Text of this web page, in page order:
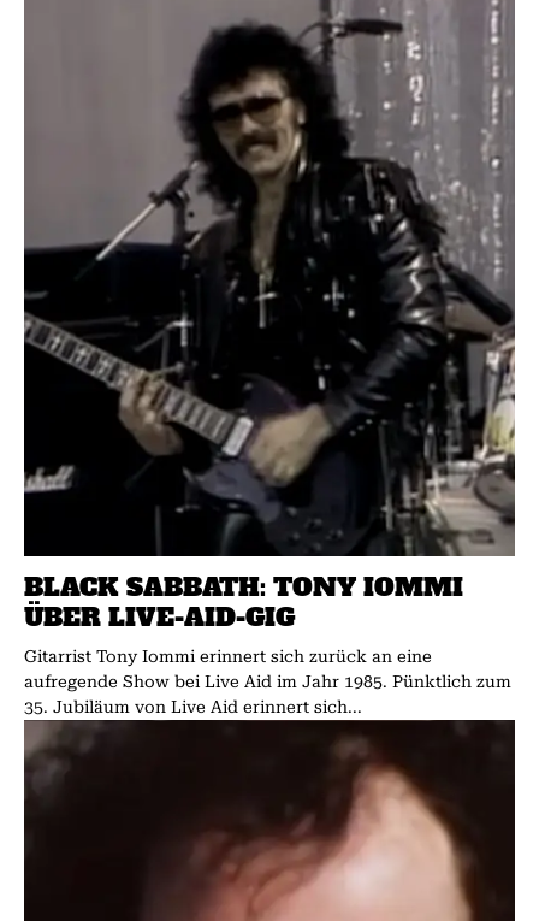
BLACK SABBATH: TONY IOMMI
ÜBER LIVE-AID-GIG
Gitarrist Tony Iommi erinnert sich zurück an eine
aufregende Show bei Live Aid im Jahr 1985. Pünktlich zum
35. Jubiläum von Live Aid erinnert sich...